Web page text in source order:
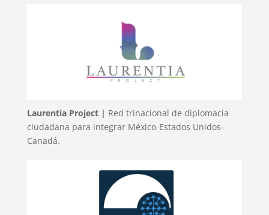
Laurentia Project | Red trinacional de diplomacia
ciudadana para integrar México-Estados Unidos-
Canadá.